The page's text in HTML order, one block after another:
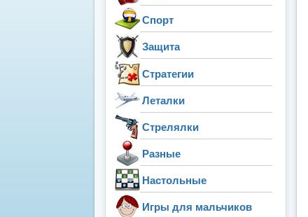
Спорт
Защита
Стратегии
Леталки
Стрелялки
Разные
Настольные
Игры для мальчиков